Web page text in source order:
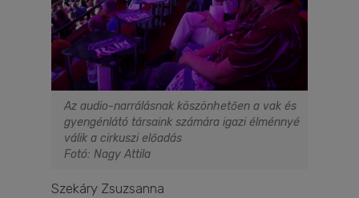
Az audio-narrálásnak köszönhetően a vak és
gyengénlátó társaink számára igazi élménnyé
válik a cirkuszi előadás
Fotó: Nagy Attila
Szekáry Zsuzsanna